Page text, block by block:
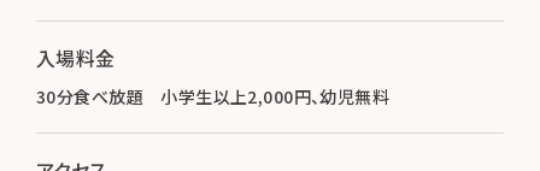
入場料金
30分食べ放題 小学生以上2,000円、幼児無料